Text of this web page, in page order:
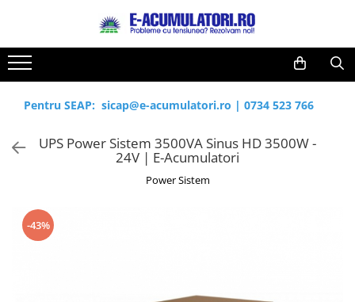
Toate Produsele
Acumulatori, Baterii si Incarcatoare
Uzuale
Baterii alcaline
Baterii rotunde argint
Baterii auditive
Reduceri de vara
Cabluri
Acumulatori
Prelungitoare
Panouri fotovoltaice
Invertoare
Statii de incarcare EV
Pentru SEAP: sicap@e-acumulatori.ro | 0734 523 766
UPS Power Sistem 3500VA Sinus HD 3500W -
24V | E-Acumulatori
Power Sistem
-43%